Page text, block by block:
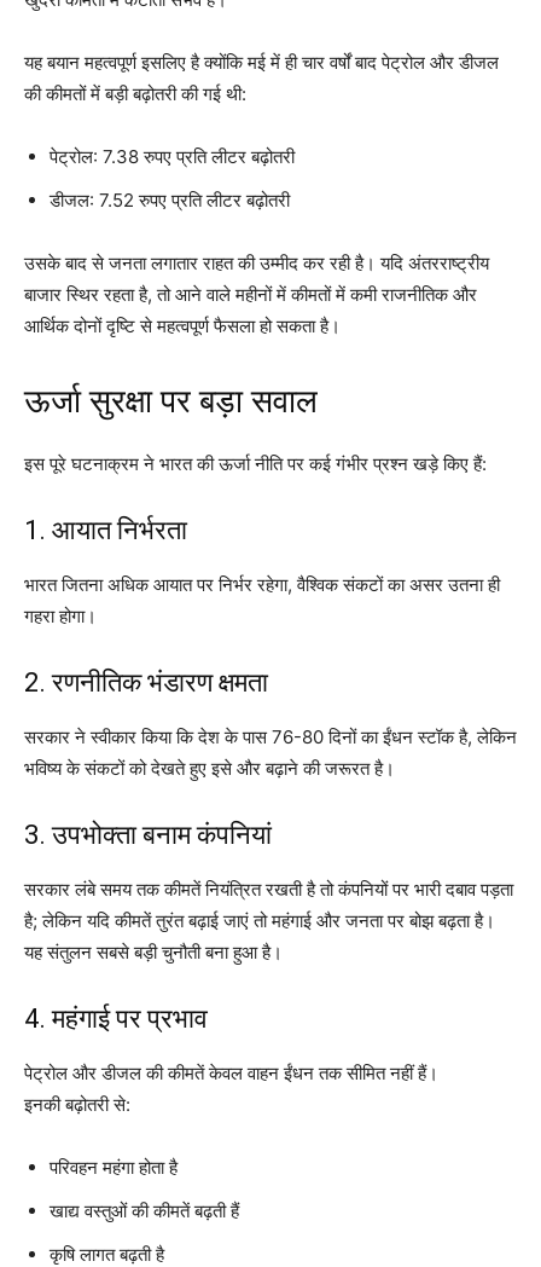
यह बयान महत्वपूर्ण इसलिए है क्योंकि मई में ही चार वर्षों बाद पेट्रोल और डीजल
की कीमतों में बड़ी बढ़ोतरी की गई थी:
पेट्रोल: 7.38 रुपए प्रति लीटर बढ़ोतरी
डीजल: 7.52 रुपए प्रति लीटर बढ़ोतरी
उसके बाद से जनता लगातार राहत की उम्मीद कर रही है। यदि अंतरराष्ट्रीय
बाजार स्थिर रहता है, तो आने वाले महीनों में कीमतों में कमी राजनीतिक और
आर्थिक दोनों दृष्टि से महत्वपूर्ण फैसला हो सकता है।
ऊर्जा सुरक्षा पर बड़ा सवाल
इस पूरे घटनाक्रम ने भारत की ऊर्जा नीति पर कई गंभीर प्रश्न खड़े किए हैं:
1. आयात निर्भरता
भारत जितना अधिक आयात पर निर्भर रहेगा, वैश्विक संकटों का असर उतना ही
गहरा होगा।
2. रणनीतिक भंडारण क्षमता
सरकार ने स्वीकार किया कि देश के पास 76-80 दिनों का ईंधन स्टॉक है, लेकिन
भविष्य के संकटों को देखते हुए इसे और बढ़ाने की जरूरत है।
3. उपभोक्ता बनाम कंपनियां
सरकार लंबे समय तक कीमतें नियंत्रित रखती है तो कंपनियों पर भारी दबाव पड़ता
है; लेकिन यदि कीमतें तुरंत बढ़ाई जाएं तो महंगाई और जनता पर बोझ बढ़ता है।
यह संतुलन सबसे बड़ी चुनौती बना हुआ है।
4. महंगाई पर प्रभाव
पेट्रोल और डीजल की कीमतें केवल वाहन ईंधन तक सीमित नहीं हैं।
इनकी बढ़ोतरी से:
परिवहन महंगा होता है
खाद्य वस्तुओं की कीमतें बढ़ती हैं
कृषि लागत बढ़ती है